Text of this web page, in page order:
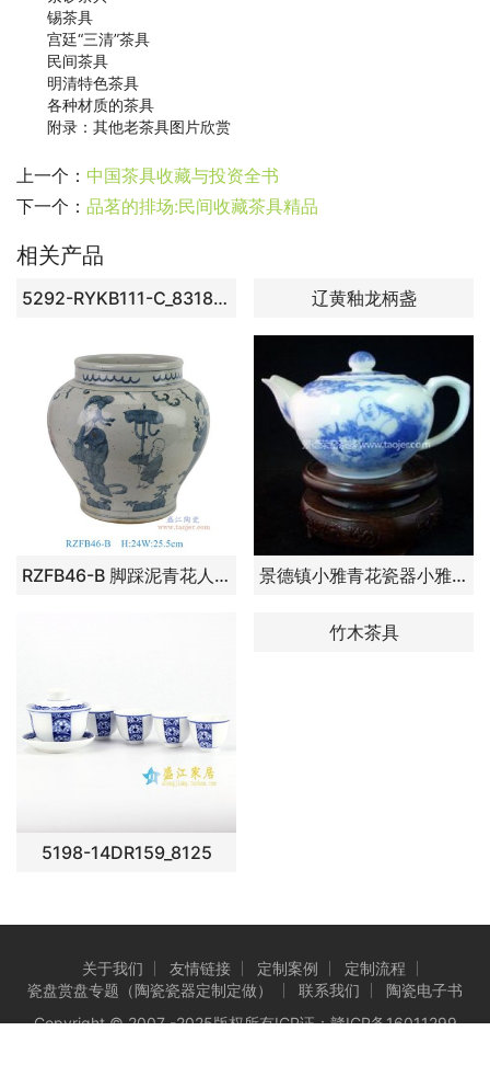
锡茶具
宫廷“三清”茶具
民间茶具
明清特色茶具
各种材质的茶具
附录：其他老茶具图片欣赏
上一个： 中国茶具收藏与投资全书
下一个： 品茗的排场:民间收藏茶具精品
相关产品
5292-RYKB111-C_8318h44w34j395 辽黄釉龙柄盏
RZFB46-B 脚踩泥青花人物仕女罐 景德镇小雅青花瓷器小雅款禅语茶壶
5198-14DR159_8125
竹木茶具
关于我们 友情链接 定制案例
定制流程
瓷盘赏盘专题（陶瓷瓷器定制定做）
联系我们
陶瓷电子书
Copyright © 2007 -2025版权所有ICP证：赣ICP备16011299